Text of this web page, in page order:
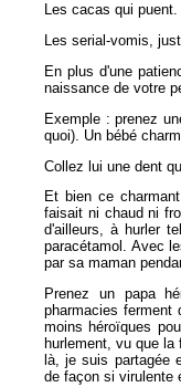
Les cacas qui puent.
Les serial-vomis,
En plus d'une
naissance de votre
Exemple : prenez
quoi). Un bébé
Collez lui une dent
Et bien ce
faisait ni chaud ni
d'ailleurs, à hurler
paracétamol. Avec
par sa maman
Prenez un papa
pharmacies ferment
moins héroïques
hurlement, vu que
là, je suis partagée
de façon si virulente